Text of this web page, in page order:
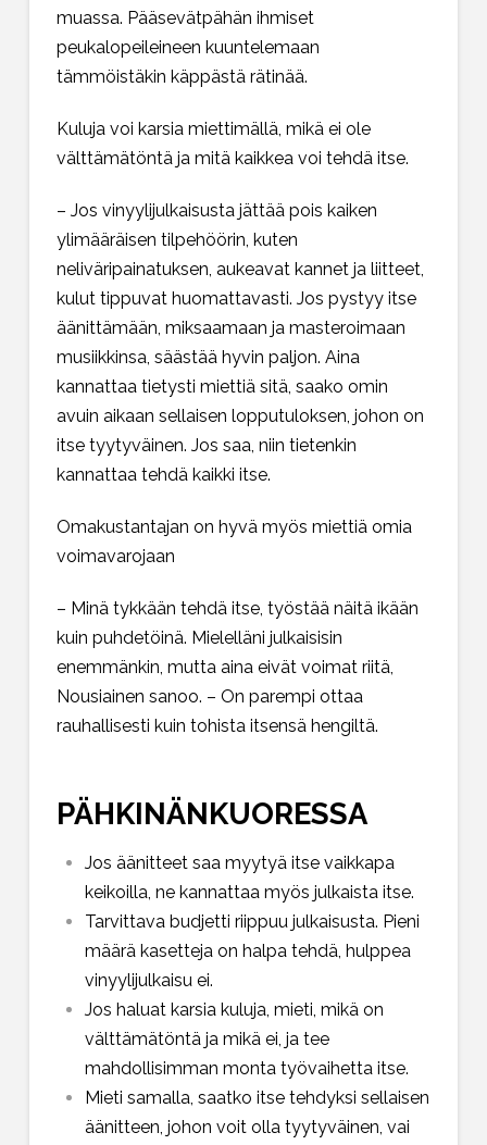
muassa. Pääsevätpähän ihmiset
peukalopeileineen kuuntelemaan
tämmöistäkin käppästä rätinää.
Kuluja voi karsia miettimällä, mikä ei ole
välttämätöntä ja mitä kaikkea voi tehdä itse.
– Jos vinyylijulkaisusta jättää pois kaiken
ylimääräisen tilpehöörin, kuten
neliväripainatuksen, aukeavat kannet ja liitteet,
kulut tippuvat huomattavasti. Jos pystyy itse
äänittämään, miksaamaan ja masteroimaan
musiikkinsa, säästää hyvin paljon. Aina
kannattaa tietysti miettiä sitä, saako omin
avuin aikaan sellaisen lopputuloksen, johon on
itse tyytyväinen. Jos saa, niin tietenkin
kannattaa tehdä kaikki itse.
Omakustantajan on hyvä myös miettiä omia
voimavarojaan
– Minä tykkään tehdä itse, työstää näitä ikään
kuin puhdetöinä. Mielelläni julkaisisin
enemmänkin, mutta aina eivät voimat riitä,
Nousiainen sanoo. – On parempi ottaa
rauhallisesti kuin tohista itsensä hengiltä.
PÄHKINÄNKUORESSA
Jos äänitteet saa myytyä itse vaikkapa
keikoilla, ne kannattaa myös julkaista itse.
Tarvittava budjetti riippuu julkaisusta. Pieni
määrä kasetteja on halpa tehdä, hulppea
vinyylijulkaisu ei.
Jos haluat karsia kuluja, mieti, mikä on
välttämätöntä ja mikä ei, ja tee
mahdollisimman monta työvaihetta itse.
Mieti samalla, saatko itse tehdyksi sellaisen
äänitteen, johon voit olla tyytyväinen, vai